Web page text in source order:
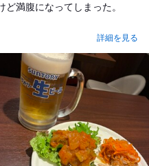
満腹になってしまった。
詳細を見る